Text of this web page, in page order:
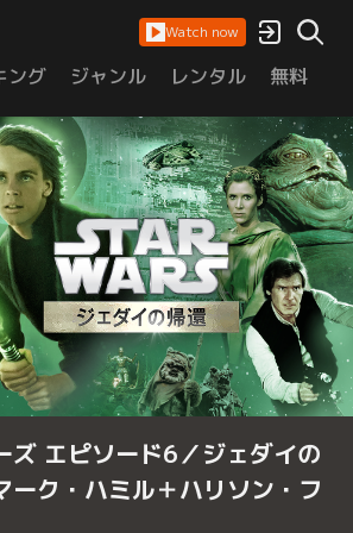
Watch now
ング ジャンル レンタル 無料
ズ エピソード6／ジェダイの
ーク・ハミル＋ハリソン・フ